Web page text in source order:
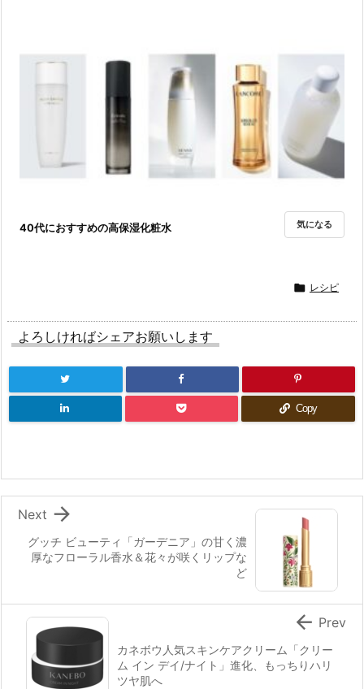
40代におすすめの高保湿化粧水 気になる
 レシピ
よろしければシェアお願いします
Copy
グッチ ビューティ「ガーデニア」の甘く濃
厚なフローラル香水＆花々が咲くリップな
ど

Next
カネボウ人気スキンケアクリーム「クリー
ム イン デイ/ナイト」進化、もっちりハリ
ツヤ肌へ
 Prev